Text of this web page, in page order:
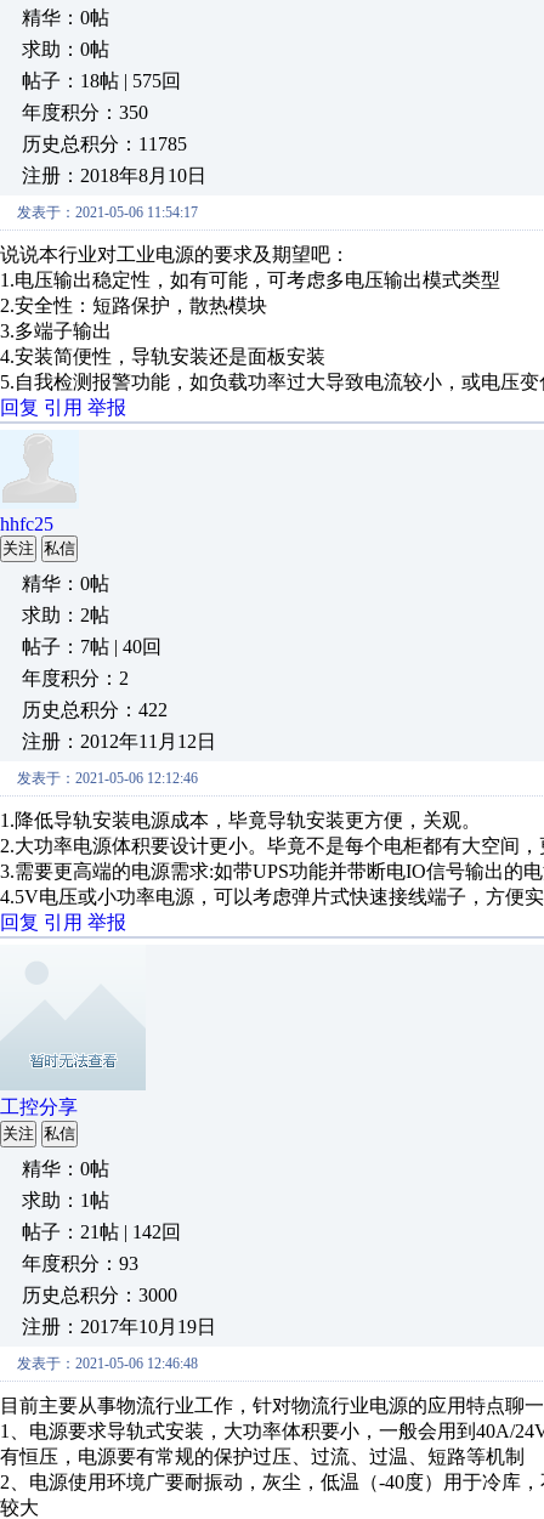
精华：0帖
求助：0帖
帖子：18帖 | 575回
年度积分：350
历史总积分：11785
注册：2018年8月10日
发表于：2021-05-06 11:54:17
说说本行业对工业电源的要求及期望吧：
1.电压输出稳定性，如有可能，可考虑多电压输出模式类型
2.安全性：短路保护，散热模块
3.多端子输出
4.安装简便性，导轨安装还是面板安装
5.自我检测报警功能，如负载功率过大导致电流较小，或电压
回复 引用 举报
hhfc25
关注 私信
精华：0帖
求助：2帖
帖子：7帖 | 40回
年度积分：2
历史总积分：422
注册：2012年11月12日
发表于：2021-05-06 12:12:46
1.降低导轨安装电源成本，毕竟导轨安装更方便，关观。
2.大功率电源体积要设计更小。毕竟不是每个电柜都有大空间
3.需要更高端的电源需求:如带UPS功能并带断电IO信号输出的
4.5V电压或小功率电源，可以考虑弹片式快速接线端子，方便
回复 引用 举报
工控分享
关注 私信
精华：0帖
求助：1帖
帖子：21帖 | 142回
年度积分：93
历史总积分：3000
注册：2017年10月19日
发表于：2021-05-06 12:46:48
目前主要从事物流行业工作，针对物流行业电源的应用特点聊
1、电源要求导轨式安装，大功率体积要小，一般会用到40A/
有恒压，电源要有常规的保护过压、过流、过温、短路等机制
2、电源使用环境广要耐振动，灰尘，低温（-40度）用于冷库
较大